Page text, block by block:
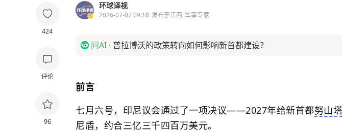
424
评论
96
环球译视
2026-07-07 09:18 发布于江西 军事专家
问AI · 普拉博沃的政策转向如何影响新首都建设？
前言
七月六号，印尼议会通过了一项决议——2027年给新首都努山
尼盾，约合三亿三千四百万美元。